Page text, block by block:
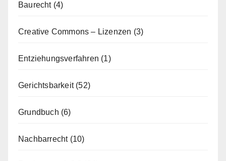
Baurecht(4)
Creative Commons – Lizenzen (3)
Entziehungsverfahren (1)
Gerichtsbarkeit(52)
Grundbuch (6)
Nachbarrecht(10)